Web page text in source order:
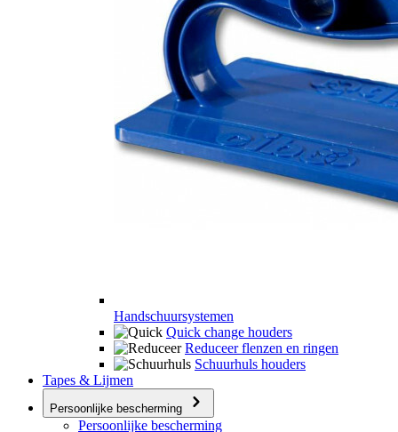
Handschuursystemen
Quick change houders
Reduceer flenzen en ringen
Schuurhuls houders
Tapes & Lijmen
Persoonlijke bescherming
Persoonlijke bescherming